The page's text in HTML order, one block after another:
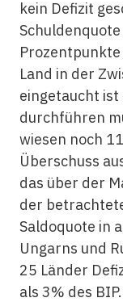
kein Defizit
Land in der
eingetaucht
durchführen
wiesen noch
Überschuss
das über der
der
Saldoquote in
Ungarns und
25 Länder
als 3% des BIP.